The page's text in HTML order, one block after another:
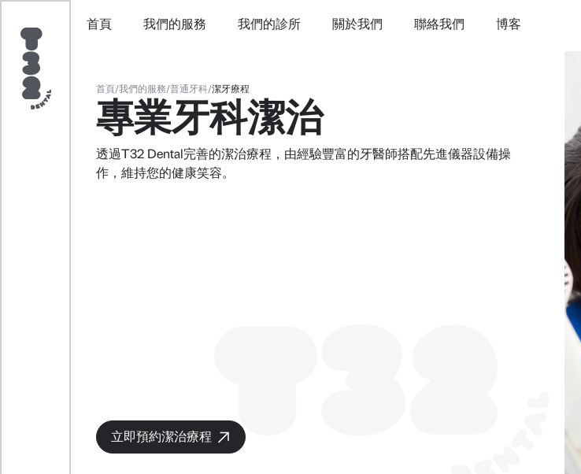
首頁 我們的服務 我們的診所 關於我們 聯絡我們 博客
首頁 /我們的服務/普通牙科/潔牙療程
專業牙科潔治
透過T32 Dental完善的潔治療程，由經驗豐富的牙醫師搭配先進儀器設備操
作，維持您的健康笑容。
立即預約潔治療程